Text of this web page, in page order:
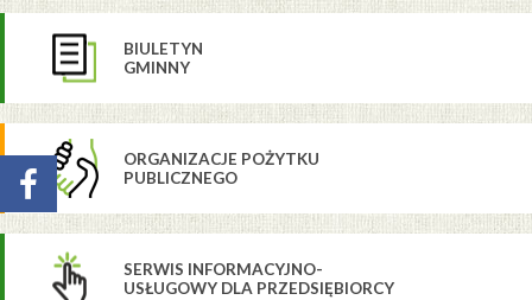
BIULETYN
GMINNY
ORGANIZACJE POŻYTKU
PUBLICZNEGO
SERWIS INFORMACYJNO-
USŁUGOWY DLA PRZEDSIĘBIORCY